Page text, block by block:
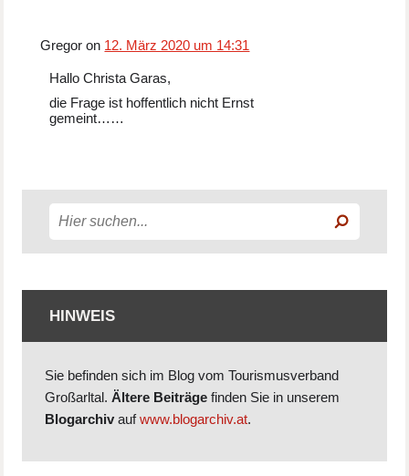
Gregor on 12. März 2020 um 14:31
Hallo Christa Garas,
die Frage ist hoffentlich nicht Ernst
gemeint……
HINWEIS
Sie befinden sich im Blog vom Tourismusverband
Großarltal.Ältere Beiträge finden Sie in unserem
Blogarchiv aufwww.blogarchiv.at.